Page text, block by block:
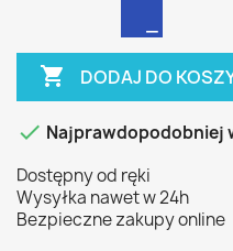
 DODAJ DO
 Najprawdopodobniej
Dostępny od ręki
Wysyłka nawet w 24h
Bezpieczne zakupy online